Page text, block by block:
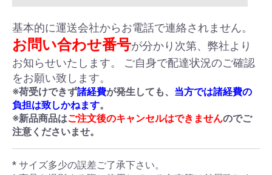
基本的に運送会社からお電話で連絡されません。
お問い合わせ番号が分かり次第、弊社より
お知らせいたします。 ご自身で配達状況のご確認
をお願い致します。
※荷受けできず諸経費が発生しても、 当方では諸経費の
負担は致しかねます。
※新品商品はご注文後のキャンセルはできませんのでご
注意くださいませ。
* サイズ多少の誤差ご了承下さい。